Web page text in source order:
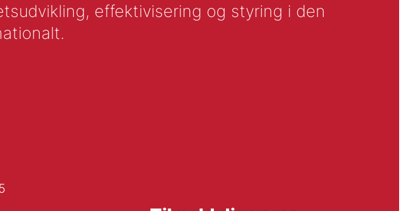
effektivisering og styring i den